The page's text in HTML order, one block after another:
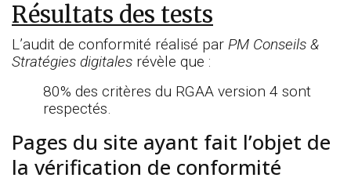
Résultats des tests
L’audit de conformité réalisé par PM Conseils &
Stratégies digitales révèle que :
80% des critères du RGAA version 4 sont
respectés.
Pages du site ayant fait l’objet de
la vérification de conformité